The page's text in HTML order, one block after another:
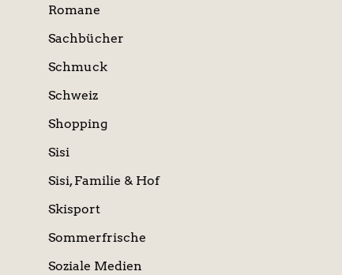
Romane
Sachbücher
Schmuck
Schweiz
Shopping
Sisi
Sisi, Familie & Hof
Skisport
Sommerfrische
Soziale Medien